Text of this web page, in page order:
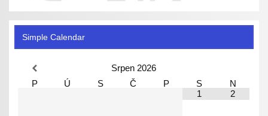
Simple Calendar
Srpen 2026
P
Ú S Č P S
N
1
2